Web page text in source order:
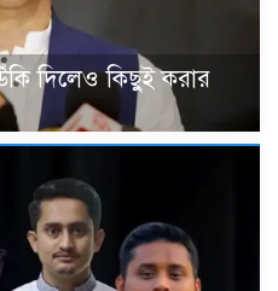
দিলেও কিছুই করার